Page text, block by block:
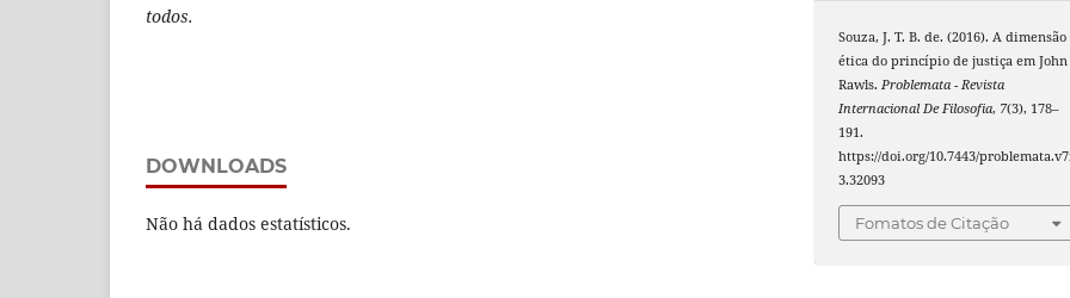
todos.
DOWNLOADS
Não há dados estatísticos.
Souza, J. T. B. de. (2016). A dimensão
ética do princípio de justiça em John
Rawls.Problemata - Revista
Internacional De Filosofia, 7(3), 178–
191.
https://doi.org/10.7443/
3.32093
Fomatos de Citação